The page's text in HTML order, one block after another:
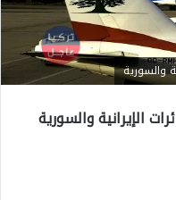
والسورية
الإيرانية والسورية